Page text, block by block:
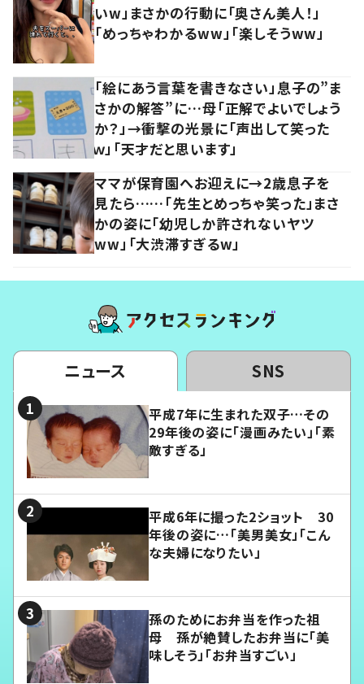
いw」まさかの行動に「奥さん美人！」
「めっちゃわかるww」「楽しそうww」
「絵にあう言葉を書きなさい」息子の”ま
さかの解答”に…母「正解でよいでしょう
か？」→衝撃の光景に「声出して笑った
ｗ」「天才だと思います」
ママが保育園へお迎えに→2歳息子を
見たら……「先生とめっちゃ笑った」まさ
かの姿に「幼児しか許されないヤツ
ww」「大渋滞すぎるw」
ニュース SNS
平成7年に生まれた双子…その
29年後の姿に「漫画みたい」「素
敵すぎる」
平成6年に撮った2ショット 30
年後の姿に…「美男美女」「こん
な夫婦になりたい」
孫のためにお弁当を作った祖
母 孫が絶賛したお弁当に「美
味しそう」「お弁当すごい」